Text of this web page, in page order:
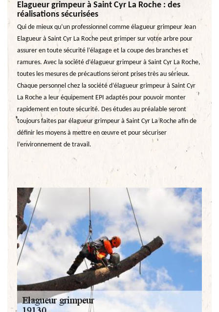
Elagueur grimpeur à Saint Cyr La Roche : des
réalisations sécurisées
Qui de mieux qu’un professionnel comme élagueur grimpeur Jean
Elagueur à Saint Cyr La Roche peut grimper sur votre arbre pour
assurer en toute sécurité l’élagage et la coupe des branches et
ramures. Avec la société d’élagueur grimpeur à Saint Cyr La Roche,
toutes les mesures de précautions seront prises très au sérieux.
Chaque personnel chez la société d’élagueur grimpeur à Saint Cyr
La Roche a leur équipement EPI adaptés pour pouvoir monter
rapidement en toute sécurité. Des études au préalable seront
toujours faites par élagueur grimpeur à Saint Cyr La Roche afin de
définir les moyens à mettre en œuvre et pour sécuriser
l’environnement de travail.